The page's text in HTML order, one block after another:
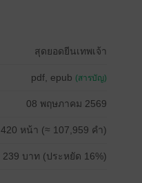
สุดยอดยีนเทพเจ้า
pdf, epub (สารบัญ)
08 พฤษภาคม 2569
420 หน้า (≈ 107,959 คำ)
239 บาท (ประหยัด 16%)